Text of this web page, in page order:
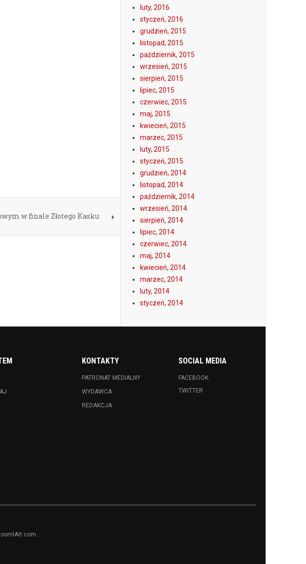
w finale Złotego Kasku
luty, 2016
styczeń, 2016
grudzień, 2015
listopad, 2015
październik, 2015
wrzesień, 2015
sierpień, 2015
lipiec, 2015
czerwiec, 2015
maj, 2015
kwiecień, 2015
marzec, 2015
luty, 2015
styczeń, 2015
grudzień, 2014
listopad, 2014
październik, 2014
wrzesień, 2014
sierpień, 2014
lipiec, 2014
czerwiec, 2014
maj, 2014
kwiecień, 2014
marzec, 2014
luty, 2014
styczeń, 2014
KONTAKTY
PATRONAT MEDIALNY
WYDAWCA
REDAKCJA
SOCIAL MEDIA
FACEBOOK
TWITTER